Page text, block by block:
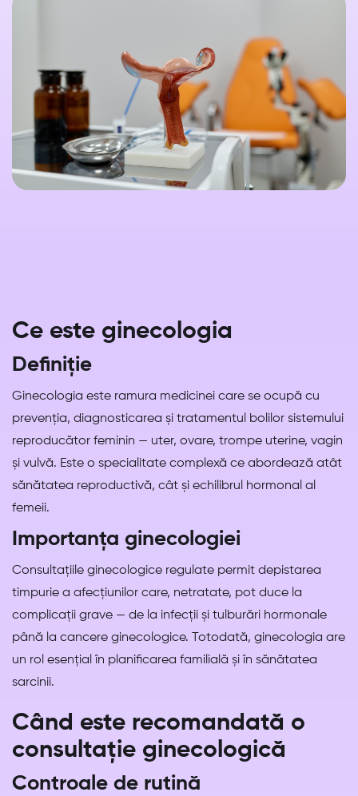
Ce este ginecologia
Definiție
Ginecologia este ramura medicinei care se ocupă cu
prevenția, diagnosticarea și tratamentul bolilor sistemului
reproducător feminin — uter, ovare, trompe uterine, vagin
și vulvă. Este o specialitate complexă ce abordează atât
sănătatea reproductivă, cât și echilibrul hormonal al
femeii.
Importanța ginecologiei
Consultațiile ginecologice regulate permit depistarea
timpurie a afecțiunilor care, netratate, pot duce la
complicații grave — de la infecții și tulburări hormonale
până la cancere ginecologice. Totodată, ginecologia are
un rol esențial în planificarea familială și în sănătatea
sarcinii.
Când este recomandată o
consultație ginecologică
Controale de rutină